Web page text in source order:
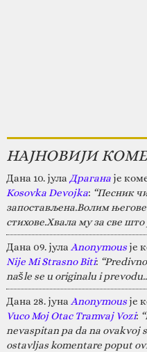
НАЈНОВИЈИ
Дана 10. јула Драганаје
Kosovka Devojka: “Песник
запостављена.Волим
стихове.Хвала му за све
Дана 09. јула Anonymousје
Nije Mi Strasno Biti:
našle se u originalu i
Дана 28. јуна Anonymousје
Vuco Moj Otac Tramvaj Vozi:
nevaspitan pa da na
ostavljas komentare poput